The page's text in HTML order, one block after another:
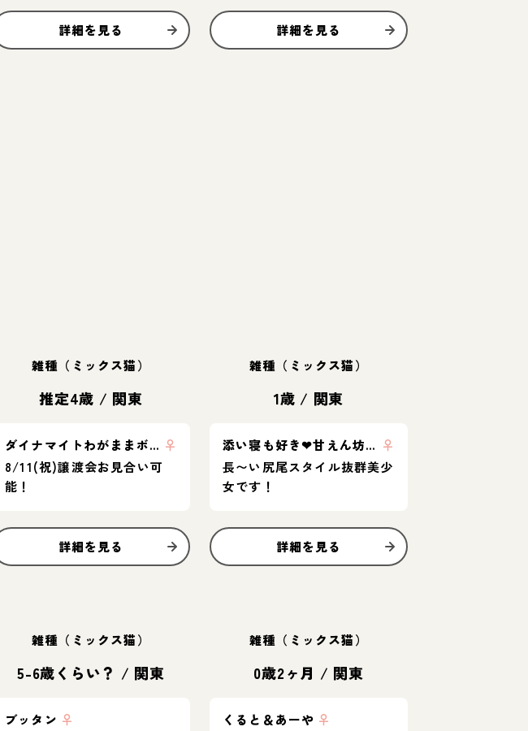
詳細を見る 詳細を見る
雑種（ミックス猫）
推定4歳 / 関東
ダイナマイトわがままボディが魅力的💖みーちゃん ♀
8/11(祝)譲渡会お見合い可
能！
詳細を見る
雑種（ミックス猫）
1歳 / 関東
添い寝も好き❤︎甘えん坊美少女ポップちゃん ♀
長〜い尻尾スタイル抜群美少
女です！
詳細を見る
雑種（ミックス猫）
5-6歳くらい？ / 関東
ブッタン ♀
雑種（ミックス猫）
0歳2ヶ月 / 関東
くると＆あーや ♀